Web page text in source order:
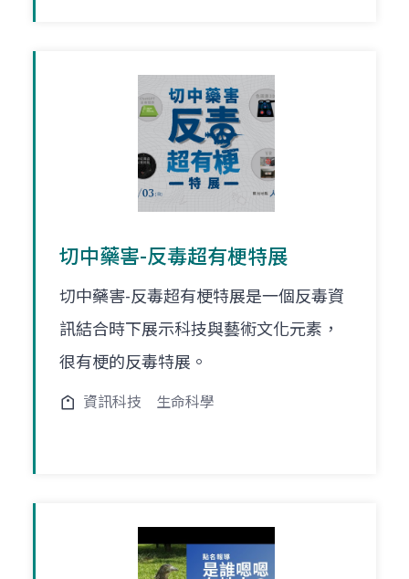
切中藥害-反毒超有梗特展
切中藥害-反毒超有梗特展是一個反毒資
訊結合時下展示科技與藝術文化元素，
很有梗的反毒特展。
資訊科技 生命科學